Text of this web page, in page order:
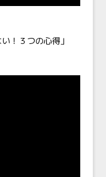
！３つの心得」